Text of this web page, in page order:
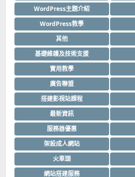
WordPress主題介紹
WordPress教學
其他
基礎維護及技術支援
實用教學
廣告聯盟
搭建影視站課程
最新資訊
服務器優惠
架設成人網站
火車頭
網站搭建服務